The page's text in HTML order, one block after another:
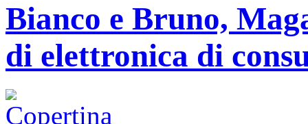
Bianco e Bruno,
di elettronica di